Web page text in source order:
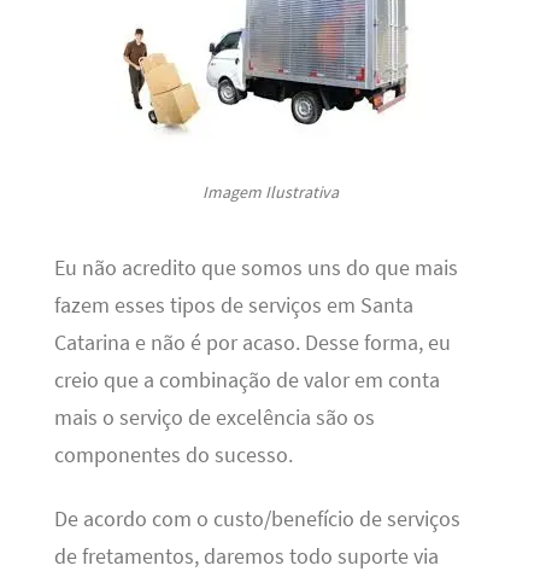
Imagem Ilustrativa
Eu não acredito que somos uns do que mais
fazem esses tipos de serviços em Santa
Catarina e não é por acaso. Desse forma, eu
creio que a combinação de valor em conta
mais o serviço de excelência são os
componentes do sucesso.
De acordo com o custo/benefício de serviços
de fretamentos, daremos todo suporte via